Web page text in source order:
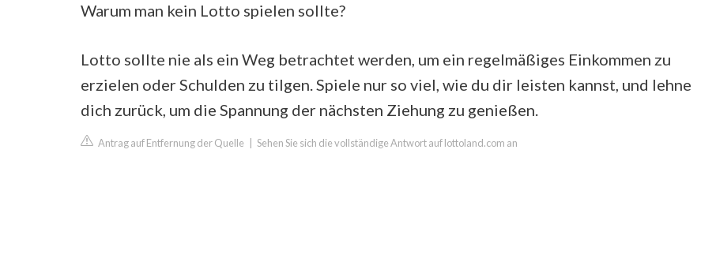
Warum man kein Lotto spielen sollte?
Lotto sollte nie als ein Weg betrachtet werden, um ein regelmäßiges Einkommen zu
erzielen oder Schulden zu tilgen. Spiele nur so viel, wie du dir leisten kannst, und lehne
dich zurück, um die Spannung der nächsten Ziehung zu genießen.
Antrag auf Entfernung der Quelle Sehen Sie sich die vollständige Antwort auf lottoland.com an